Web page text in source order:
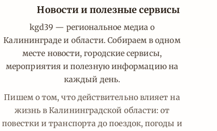
Новости и полезные сервисы
kgd39 — региональное медиа о
Калининграде и области. Собираем в одном
месте новости, городские сервисы,
мероприятия и полезную информацию на
каждый день.
Пишем о том, что действительно влияет на
жизнь в Калининградской области: от
повестки и транспорта до поездок, погоды и